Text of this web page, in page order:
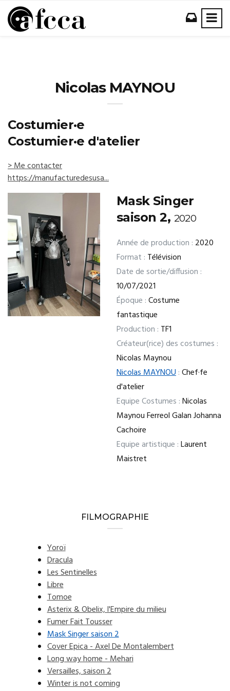
Nicolas MAYNOU
Costumier·e
Costumier·e d'atelier
> Me contacter
https://manufacturedesusa...
Mask Singer
saison 2, 2020
Année de production : 2020
Format : Télévision
Date de sortie/diffusion :
10/07/2021
Époque :Costume
fantastique
Production : TF1
Créateur(rice) des costumes :
Nicolas Maynou
Nicolas MAYNOU:Chef·fe
d'atelier
Equipe Costumes :Nicolas
Maynou Ferreol Galan Johanna
Cachoire
Equipe artistique :Laurent
Maistret
FILMOGRAPHIE
Yoroï
Dracula
Les Sentinelles
Libre
Tomoe
Asterix & Obelix, l'Empire du milieu
Fumer Fait Tousser
Mask Singer saison 2
Cover Epica - Axel De Montalembert
Long way home - Mehari
Versailles, saison 2
Winter is not coming